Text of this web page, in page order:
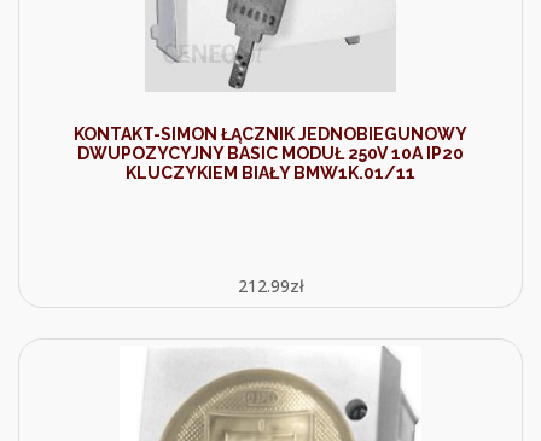
KONTAKT-SIMON ŁĄCZNIK JEDNOBIEGUNOWY
DWUPOZYCYJNY BASIC MODUŁ 250V 10A IP20
KLUCZYKIEM BIAŁY BMW1K.01/11
212.99zł